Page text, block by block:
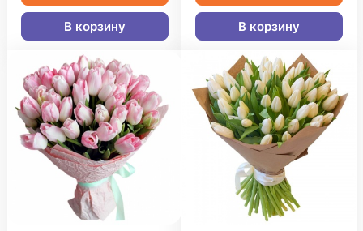
В корзину В корзину